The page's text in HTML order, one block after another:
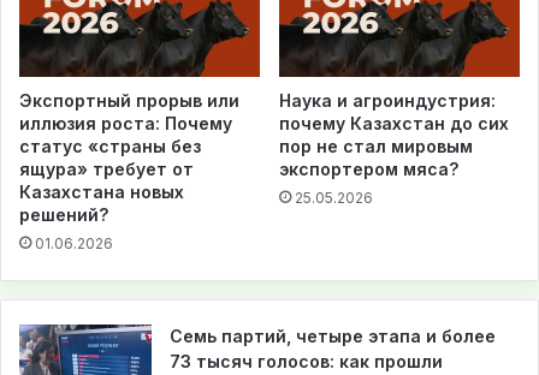
Экспортный прорыв или
иллюзия роста: Почему
статус «страны без
ящура» требует от
Казахстана новых
решений?
01.06.2026
Наука и агроиндустрия:
почему Казахстан до сих
пор не стал мировым
экспортером мяса?
25.05.2026
Семь партий, четыре этапа и более
73 тысяч голосов: как прошли